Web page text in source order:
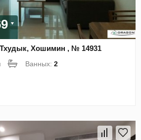
Тхудык, Хошимин , № 14931
Ванных:2